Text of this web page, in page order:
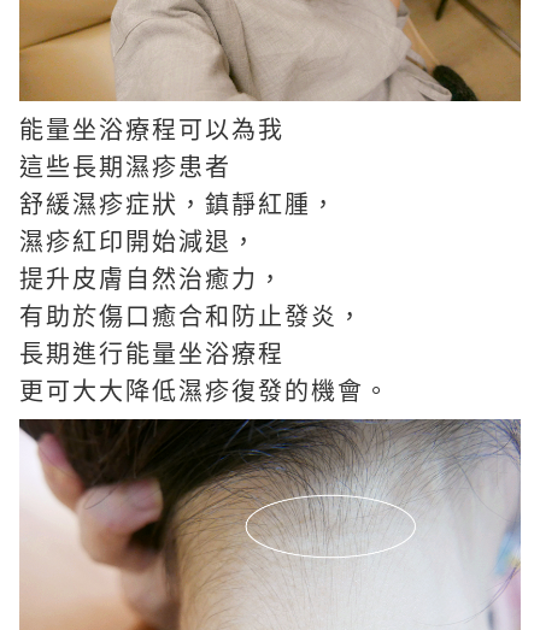
能量坐浴療程可以為我
這些長期濕疹患者
舒緩濕疹症狀，鎮靜紅腫，
濕疹紅印開始減退，
提升皮膚自然治癒力，
有助於傷口癒合和防止發炎，
長期進行能量坐浴療程
更可大大降低濕疹復發的機會。